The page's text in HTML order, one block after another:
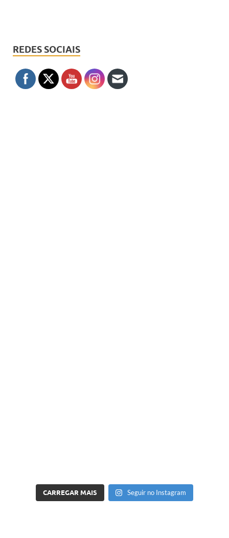
REDES SOCIAIS
CARREGAR MAIS Seguir no Instagram